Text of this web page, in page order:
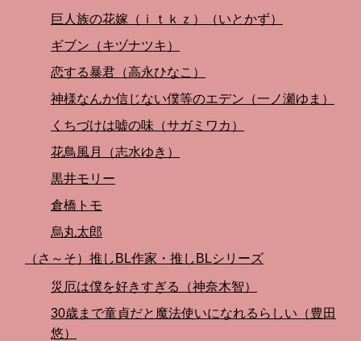
巨人族の花嫁（ｉｔｋｚ）（いとかず）
ギブン（キヅナツキ）
恋する暴君（高永ひなこ）
神様なんか信じない僕等のエデン（一ノ瀬ゆま）
くちづけは嘘の味（サガミワカ）
花鳥風月（志水ゆき）
黒井モリー
倉橋トモ
烏丸太郎
（さ～そ）推しBL作家・推しBLシリーズ
災厄は僕を好きすぎる（神奈木智）
30歳まで童貞だと魔法使いになれるらしい（豊田
悠）